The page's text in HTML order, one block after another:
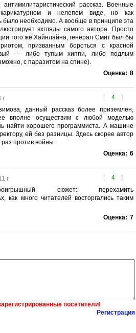
рассказ. Военные
и нелепом виде, но как
было необходимо. А вообще в принципе эта
вхгляды самого автора. Просто
того же Хайнлайна, генерал Смит был бы
призванным бороться с красной
— либо тупым хиппи, либо подлым
с паразитом на спине).
Оценка: 8
[ 4 ]
данный рассказ более приземлен,
вполне осуществим с любой моделью
найти хорошего программиста. А машине
ей без разницы. Здесь скорее автор
против войны.
Оценка: 6
[ 4 ]
г.
сюжет: перехамить
как много читателей восторгались таким
Оценка: 7
посетители!
Регистрация